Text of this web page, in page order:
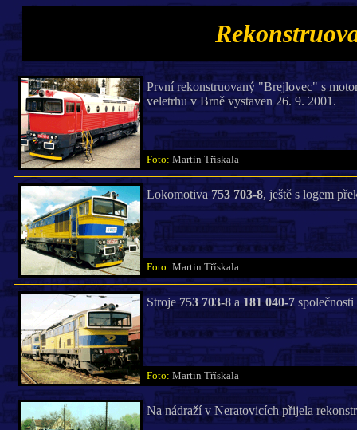
První rekonstruovaný "Brejlovec" s
veletrhu v Brně vystaven 26. 9. 2001.
Foto: Martin Třískala
Lokomotiva753 703-8, ještě s logem
Foto: Martin Třískala
Stroje753 703-8a 181 040-7společnosti
Foto: Martin Třískala
Na nádraží v Neratovicích přijela